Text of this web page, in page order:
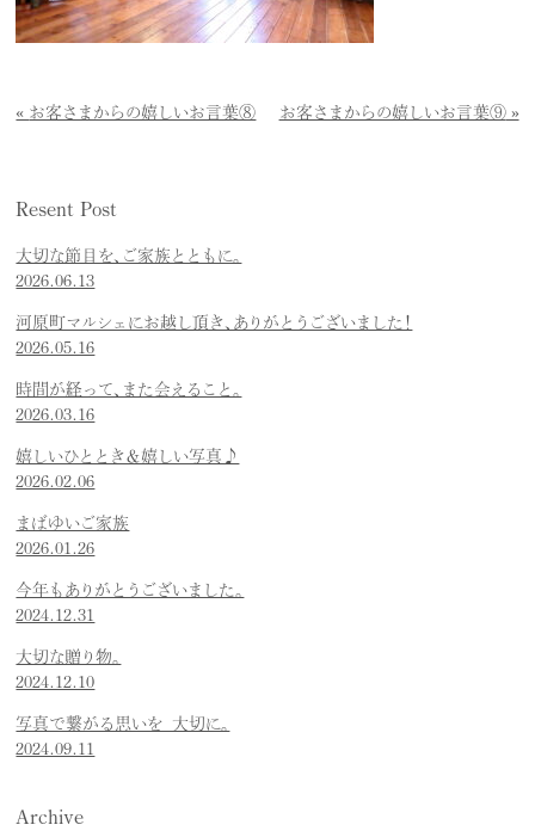
お客さまからの嬉しいお言葉⑧ お客さまからの嬉しいお言葉⑨
Resent Post
大切な節目を、ご家族とともに。
2026.06.13
河原町マルシェにお越し頂き、ありがとうございました！
2026.05.16
時間が経って、また会えること。
2026.03.16
嬉しいひととき＆嬉しい写真♪
2026.02.06
まばゆいご家族
2026.01.26
今年もありがとうございました。
2024.12.31
大切な贈り物。
2024.12.10
写真で繋がる思いを 大切に。
2024.09.11
Archive